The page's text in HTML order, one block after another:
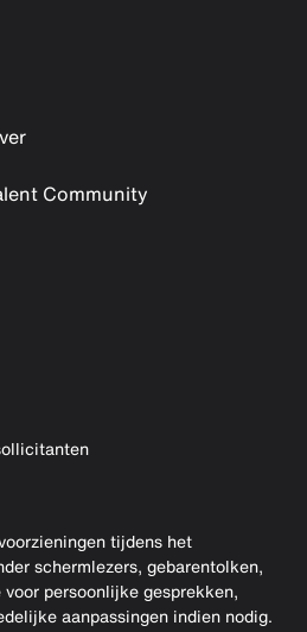
Community
tijdens het
schermlezers, gebarentolken,
persoonlijke gesprekken,
aanpassingen indien nodig.